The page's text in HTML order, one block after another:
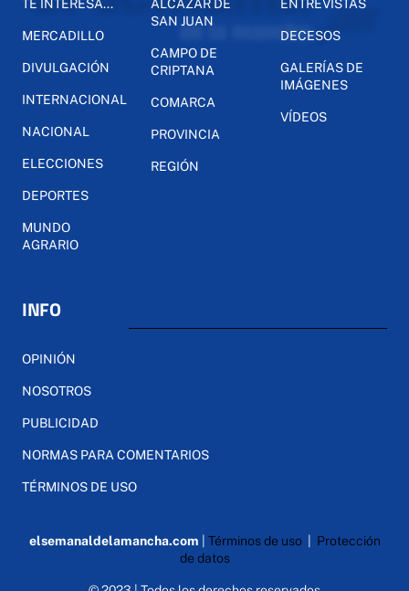
TE INTERESA...
MERCADILLO
DIVULGACIÓN
INTERNACIONAL
NACIONAL
ELECCIONES
DEPORTES
MUNDO
AGRARIO
ALCÁZAR DE
SAN JUAN
CAMPO DE
CRIPTANA
COMARCA
PROVINCIA
REGIÓN
ENTREVISTAS
DECESOS
GALERÍAS DE
IMÁGENES
VÍDEOS
INFO
OPINIÓN
NOSOTROS
PUBLICIDAD
NORMAS PARA COMENTARIOS
TÉRMINOS DE USO
elsemanaldelamancha.com Términos de uso| Protección
de datos